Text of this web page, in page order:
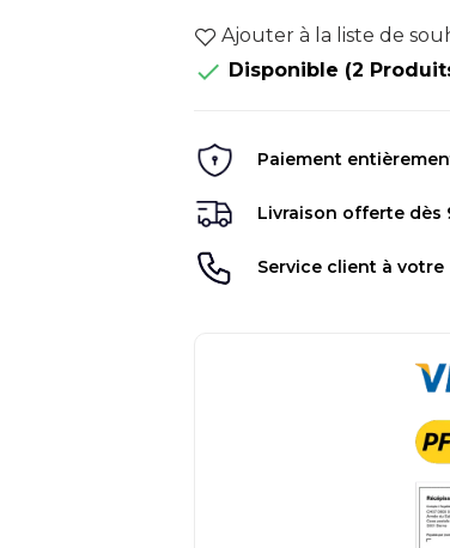
Ajouter à la liste de
 Disponible (2
Paiement
Livraison offerte dès
Service client à